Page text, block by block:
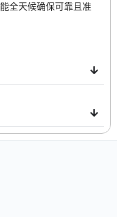
全天候确保可靠且准